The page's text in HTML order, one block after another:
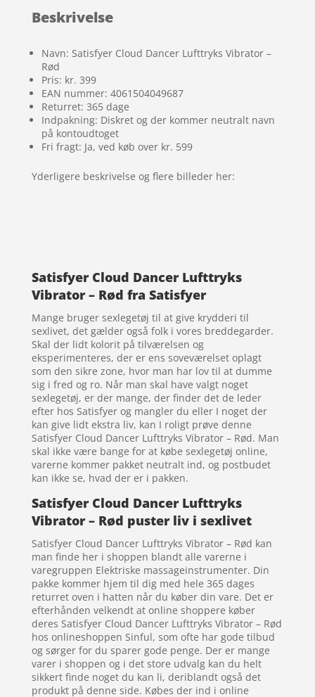
Beskrivelse
Navn: Satisfyer Cloud Dancer Lufttryks Vibrator –
Rød
Pris: kr. 399
EAN nummer: 4061504049687
Returret: 365 dage
Indpakning: Diskret og der kommer neutralt navn
på kontoudtoget
Fri fragt: Ja, ved køb over kr. 599
Yderligere beskrivelse og flere billeder her:
Satisfyer Cloud Dancer Lufttryks
Vibrator – Rød fra Satisfyer
Mange bruger sexlegetøj til at give krydderi til
sexlivet, det gælder også folk i vores breddegarder.
Skal der lidt kolorit på tilværelsen og
eksperimenteres, der er ens soveværelset oplagt
som den sikre zone, hvor man har lov til at dumme
sig i fred og ro. Når man skal have valgt noget
sexlegetøj, er der mange, der finder det de leder
efter hos Satisfyer og mangler du eller I noget der
kan give lidt ekstra liv, kan I roligt prøve denne
Satisfyer Cloud Dancer Lufttryks Vibrator – Rød. Man
skal ikke være bange for at købe sexlegetøj online,
varerne kommer pakket neutralt ind, og postbudet
kan ikke se, hvad der er i pakken.
Satisfyer Cloud Dancer Lufttryks
Vibrator – Rød puster liv i sexlivet
Satisfyer Cloud Dancer Lufttryks Vibrator – Rød kan
man finde her i shoppen blandt alle varerne i
varegruppen Elektriske massageinstrumenter. Din
pakke kommer hjem til dig med hele 365 dages
returret oven i hatten når du køber din vare. Det er
efterhånden velkendt at online shoppere køber
deres Satisfyer Cloud Dancer Lufttryks Vibrator – Rød
hos onlineshoppen Sinful, som ofte har gode tilbud
og sørger for du sparer gode penge. Der er mange
varer i shoppen og i det store udvalg kan du helt
sikkert finde noget du kan li, deriblandt også det
produkt på denne side. Købes der ind i online